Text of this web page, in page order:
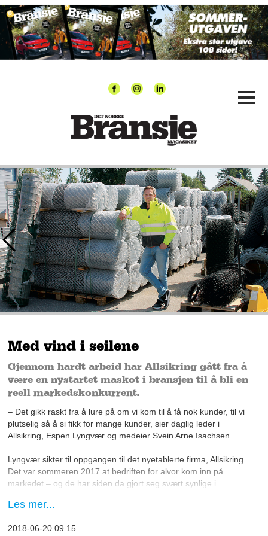
Med vind i seilene
Gjennom hardt arbeid har Allsikring gått fra å
være en nystartet maskot i bransjen til å bli en
reell markedskonkurrent.
– Det gikk raskt fra å lure på om vi kom til å få nok kunder, til vi
plutselig så å si fikk for mange kunder, sier daglig leder i
Allsikring, Espen Lyngvær og medeier Svein Arne Isachsen.
Lyngvær sikter til oppgangen til det nyetablerte firma, Allsikring.
Det var sommeren 2017 at bedriften for alvor kom inn på
markedet – og de har siden da gjort seg svært synlige i
sammenslutning av seriøse aktører i bransjen.
– I løpet av ti måneder har vi fått rammeavtaler med flere
Les mer...
2018-06-20 09.15